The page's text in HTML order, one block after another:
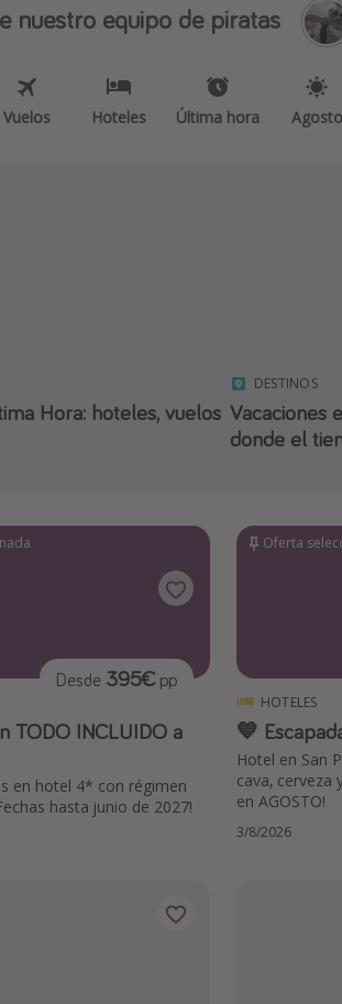
nuestro equipo de piratas
Vuelos Hoteles Última hora Agosto
Hora: hoteles, vuelos
DESTINOS
Vacaciones
donde el
TODO INCLUIDO a
en hotel 4* con régimen
hasta junio de 2027!
Desde 395€ pp
Oferta
HOTELES
💙
Hotel en San
cava, cerveza
en AGOSTO!
3/8/2026